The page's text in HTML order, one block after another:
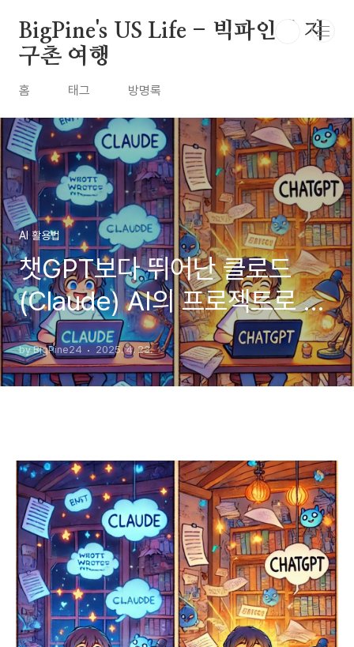
BigPine's US Life - 빅파인의 지
구촌 여행
홈 태그 방명록
AI 활용법
챗GPT보다 뛰어난 클로드
(Claude) AI의 프로젝트로 제
안서, 이메일, 블로그 활용법
마스터하기
by BigPine24 2025. 4. 23.